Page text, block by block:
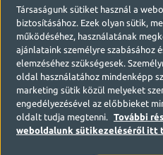
Társaságunk sütiket használ a
biztosításához. Ezek olyan sütik,
működéséhez, használatának
ajánlataink személyre szabásához
elemzéséhez szükségesek.
oldal használatához mindenképp
marketing sütik közül melyeket
engedélyezésével az előbbieket
oldalt tudja megtenni.
További
weboldalunk sütikezeléséről itt